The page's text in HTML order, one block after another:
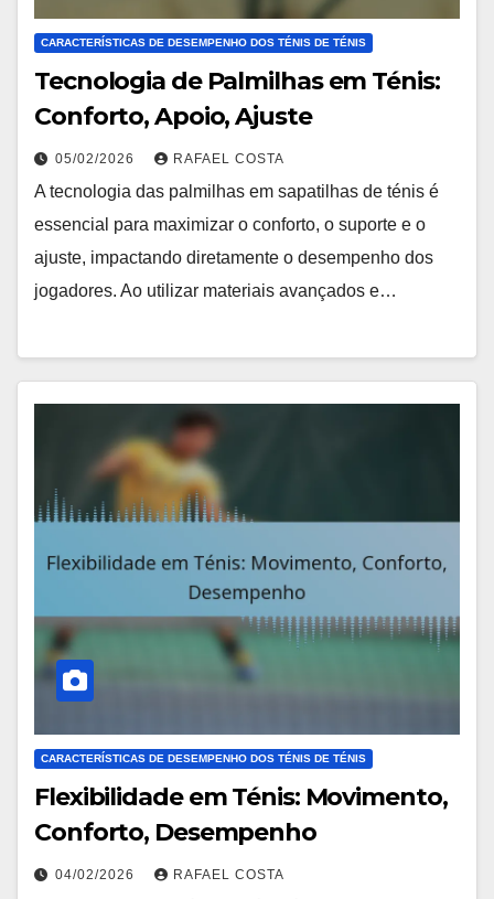
CARACTERÍSTICAS DE DESEMPENHO DOS TÉNIS DE TÉNIS
Tecnologia de Palmilhas em Ténis:
Conforto, Apoio, Ajuste
05/02/2026 RAFAEL COSTA
A tecnologia das palmilhas em sapatilhas de ténis é
essencial para maximizar o conforto, o suporte e o
ajuste, impactando diretamente o desempenho dos
jogadores. Ao utilizar materiais avançados e…
CARACTERÍSTICAS DE DESEMPENHO DOS TÉNIS DE TÉNIS
Flexibilidade em Ténis: Movimento,
Conforto, Desempenho
04/02/2026 RAFAEL COSTA